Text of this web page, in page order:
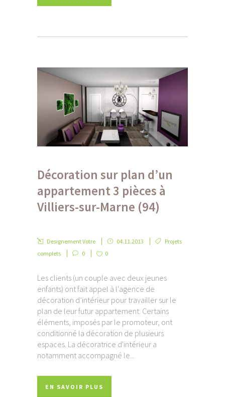
Décoration sur plan d’un
appartement 3 pièces à
Villiers-sur-Marne (94)
Designement Votre 04.11.2013
Projets
complets
0 0
Les clients (un couple avec deux jeunes
enfants) ont fait appel à l'agence de
décoration d’intérieur pour travailler sur le
plan de leur futur appartement. Certains
éléments, imposés par le promoteur, ont
conditionné la décoration de plusieurs
espaces. La décoratrice d'intérieur a
notamment accompagné le...
EN SAVOIR PLUS